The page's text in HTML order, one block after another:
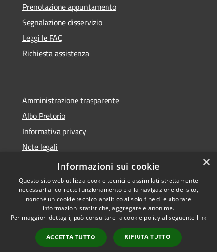
Prenotazione appuntamento
Segnalazione disservizio
Leggi le FAQ
Richiesta assistenza
Amministrazione trasparente
Albo Pretorio
Informativa privacy
Note legali
Dichiarazione di accessibilità
Accessibilità
Copyright © 2026 • Comune di
Olivola • Powered by
Municipium•
Accesso
redazione
×
Informazioni sui cookie
Questo sito web utilizza cookie tecnici e assimilati strettamente
necessari al corretto funzionamento e alla navigazione del sito,
nonché un cookie tecnico analitico al solo fine di elaborare
informazioni statistiche, aggregate e anonime.
Per maggiori dettagli, può consultare la cookie policy al seguente link
ACCETTA TUTTO RIFIUTA TUTTO